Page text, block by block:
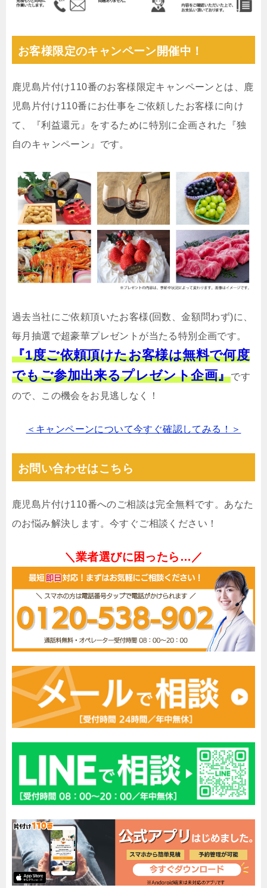
お客様限定のキャンペーン開催中！
鹿児島片付け110番のお客様限定キャンペーンとは、鹿
児島片付け110番にお仕事をご依頼したお客様に向け
て、『利益還元』をするために特別に企画された『独
自のキャンペーン』です。
過去当社にご依頼頂いたお客様(回数、金額問わず)に、
毎月抽選で超豪華プレゼントが当たる特別企画です。
『1度ご依頼頂けたお客様は無料で何度
でもご参加出来るプレゼント企画』です
ので、この機会をお見逃しなく！
＜キャンペーンについて今すぐ確認してみる！＞
お問い合わせはこちら
鹿児島片付け110番へのご相談は完全無料です。あなた
のお悩み解決します。今すぐご相談ください！
＼業者選びに困ったら…／